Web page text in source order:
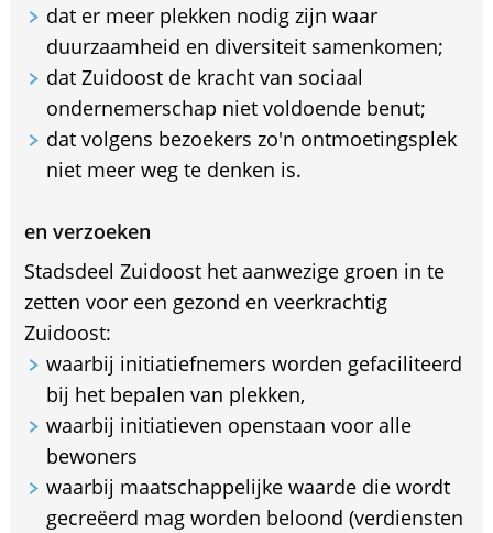
dat er meer plekken nodig zijn waar
duurzaamheid en diversiteit samenkomen;
dat Zuidoost de kracht van sociaal
ondernemerschap niet voldoende benut;
dat volgens bezoekers zo'n ontmoetingsplek
niet meer weg te denken is.
en verzoeken
Stadsdeel Zuidoost het aanwezige groen in te
zetten voor een gezond en veerkrachtig
Zuidoost:
waarbij initiatiefnemers worden gefaciliteerd
bij het bepalen van plekken,
waarbij initiatieven openstaan voor alle
bewoners
waarbij maatschappelijke waarde die wordt
gecreëerd mag worden beloond (verdiensten